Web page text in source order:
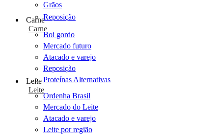
Grãos
Reposição
Carne
Carne
Boi gordo
Mercado futuro
Atacado e varejo
Reposição
Proteínas Alternativas
Leite
Leite
Ordenha Brasil
Mercado do Leite
Atacado e varejo
Leite por região